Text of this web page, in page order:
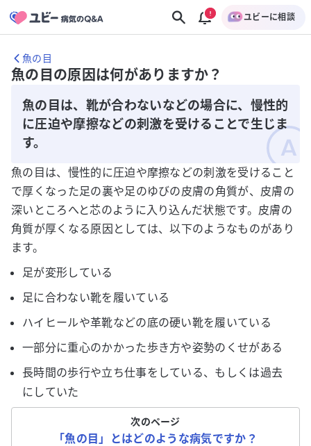
ユビーに相談
魚の目
魚の目の原因は何がありますか？
魚の目は、靴が合わないなどの場合に、慢性的
に圧迫や摩擦などの刺激を受けることで生じま
す。
魚の目は、慢性的に圧迫や摩擦などの刺激を受けること
で厚くなった足の裏や足のゆびの皮膚の角質が、皮膚の
深いところへと芯のように入り込んだ状態です。皮膚の
角質が厚くなる原因としては、以下のようなものがあり
ます。
足が変形している
足に合わない靴を履いている
ハイヒールや革靴などの底の硬い靴を履いている
一部分に重心のかかった歩き方や姿勢のくせがある
長時間の歩行や立ち仕事をしている、もしくは過去
にしていた
次のページ
「魚の目」とはどのような病気ですか？